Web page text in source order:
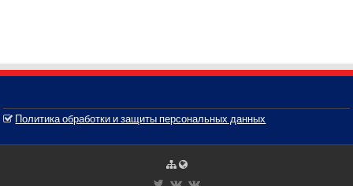
Политика обработки и защиты персональных данных